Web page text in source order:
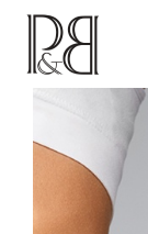
Skip
to
content